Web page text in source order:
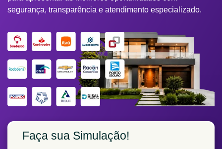
segurança, transparência e atendimento especializado.
Faça sua Simulação!